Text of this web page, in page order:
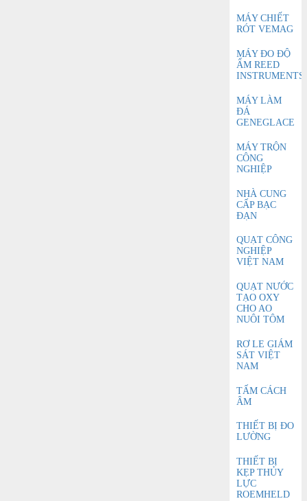
MÁY CHIẾT
RÓT VEMAG
MÁY ĐO ĐỘ
ẨM REED
INSTRUMENTS
MÁY LÀM
ĐÁ
GENEGLACE
MÁY TRỘN
CÔNG
NGHIỆP
NHÀ CUNG
CẤP BẠC
ĐẠN
QUẠT CÔNG
NGHIỆP
VIỆT NAM
QUẠT NƯỚC
TẠO OXY
CHO AO
NUÔI TÔM
RƠ LE GIÁM
SÁT VIỆT
NAM
TẤM CÁCH
ÂM
THIẾT BỊ ĐO
LƯỜNG
THIẾT BỊ
KẸP THỦY
LỰC
ROEMHELD